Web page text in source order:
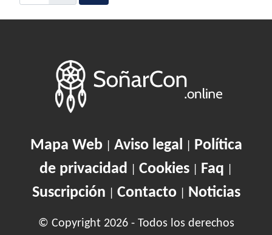
Mapa Web| Aviso legal
Política
de privacidad
Cookies Faq
Suscripción Contacto| Noticias
© Copyright 2026 - Todos los derechos